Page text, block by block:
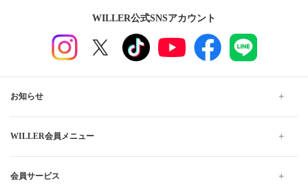
WILLER公式SNSアカウント
お知らせ
WILLER会員メニュー
会員サービス